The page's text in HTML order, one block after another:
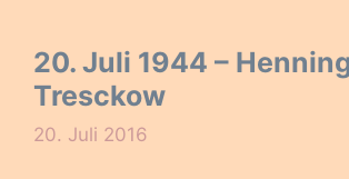
20. Juli 1944 –
Tresckow
20. Juli 2016